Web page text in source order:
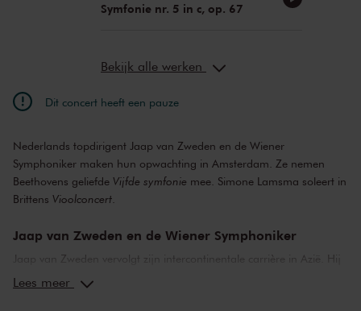
Symfonie nr. 5 in c, op. 67
Bekijk alle werken
Dit concert heeft een pauze
Nederlands topdirigent Jaap van Zweden en de Wiener
Symphoniker maken hun opwachting in Amsterdam. Ze nemen
Beethovens geliefde Vijfde symfonie mee. Simone Lamsma soleert in
Brittens Vioolconcert
Jaap van Zweden en de Wiener Symphoniker
Jaap van Zweden vervolgt zijn intercontinentale carrière in Azië. Hij
was al chef-dirigent in Hongkong, vanaf volgend jaar bekleedt hij
Lees meer